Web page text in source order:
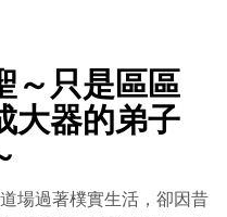
～只是區區
大器的弟子
場過著樸實生活，卻因昔